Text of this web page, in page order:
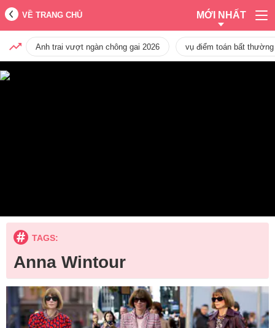
VỀ TRANG CHỦ MỚI NHẤT
Anh trai vượt ngàn chông gai 2026 vụ điểm toán bất
TAGS:
Anna Wintour